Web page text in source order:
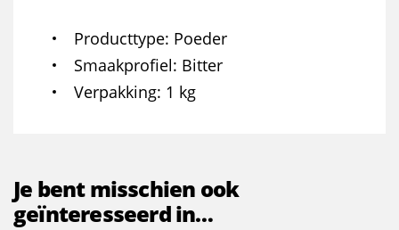
Producttype Poeder
Smaakprofiel Bitter
Verpakking 1 kg
Je bent misschien ook
geïnteresseerd in…